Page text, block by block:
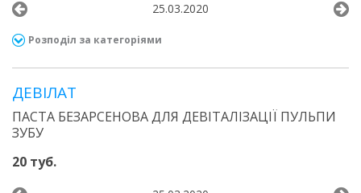
25.03.2020
Розподіл за категоріями
ДЕВІЛАТ
ПАСТА БЕЗАРСЕНОВА ДЛЯ ДЕВІТАЛІЗАЦІЇ ПУЛЬПИ
ЗУБУ
20 туб.